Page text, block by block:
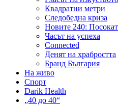
Квадратни метри
Следобедна криза
Новите 240:
Часът на успеха
Connected
Денят на храбростта
Бранд България
На живо
Спорт
Darik Health
„40 до 40“